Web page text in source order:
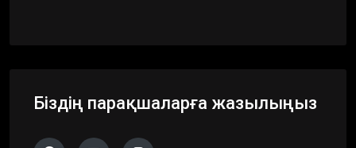
Біздің парақшаларға жазылыңыз